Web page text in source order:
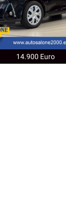
14.900 Euro